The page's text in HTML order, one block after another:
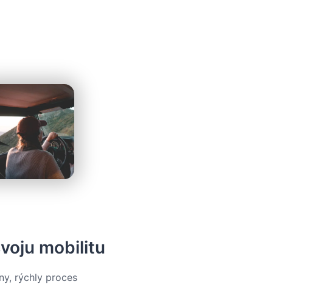
mobilitu
rýchly proces